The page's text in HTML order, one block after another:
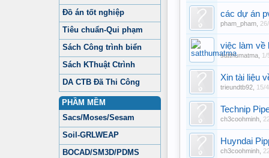
Đồ án tốt nghiệp
Tiêu chuẩn-Qui phạm
Sách Công trình biển
Sách KThuật Ctrình
DA CTB Đã Thi Công
PHẦM MỀM
Sacs/Moses/Sesam
Soil-GRLWEAP
BOCAD/SM3D/PDMS
các dự án
pham_pham
việc làm về
satthumatma 1/
Xin tài liệu
trieundtb92 15/
Technip
ch3coohminh
Huyndai
ch3coohminh